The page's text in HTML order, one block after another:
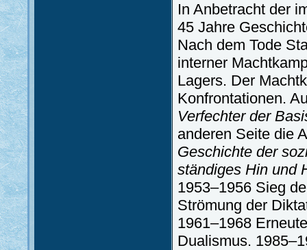
In Anbetracht der
45 Jahre
Nach dem Tode
interner
Lagers. Der
Konfrontationen.
Verfechter der
anderen Seite die
Geschichte der
ständiges Hin und
1953–1956 Sieg
Strömung der
1961–1968
Dualismus.